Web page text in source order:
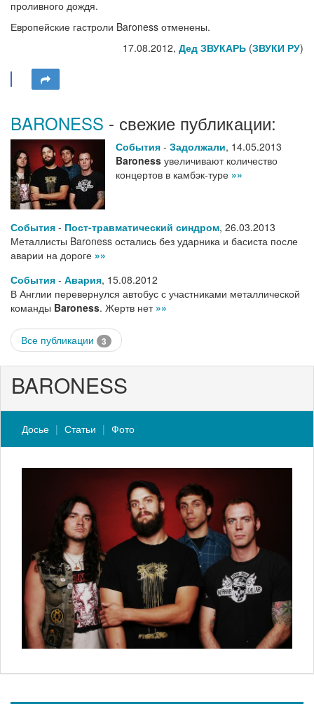
проливного дождя.
Европейские гастроли Baroness отменены.
17.08.2012, Дед ЗВУКАРЬ (ЗВУКИ РУ)
BARONESS - свежие публикации:
События - Задолжали, 14.05.2013
Baroness увеличивают количество
концертов в камбэк-туре »»
События - Пост-травматический синдром, 26.03.2013
Металлисты Baroness остались без ударника и басиста после
аварии на дороге »»
События - Авария, 15.08.2012
В Англии перевернулся автобус с участниками металлической
команды Baroness. Жертв нет »»
Все публикации 3
BARONESS
Досье Статьи Фото